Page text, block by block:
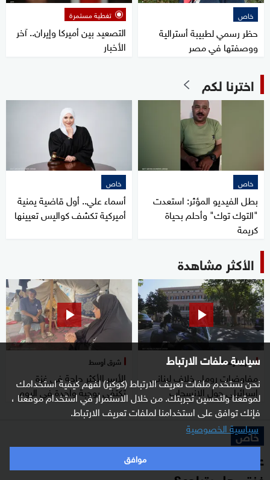
سياسة ملفات الارتباط
نحن نستخدم ملفات تعريف الارتباط (كوكيز) لفهم كيفية استخدامك
لموقعنا ولتحسين تجربتك. من خلال الاستمرار في استخدام موقعنا ،
فإنك توافق على استخدامنا لملفات تعريف الارتباط.
سياسية الخصوصية
موافق
خاص
حظر رسمي لطبيبة أسترالية
ووصفتها في مصر
تغطية مستمرة
التصعيد بين أميركا وإيران.. آخر
الأخبار
اخترنا لكم
خاص
بطل الفيديو المؤثر: استعدت
"التوك توك" وأحلم بحياة
كريمة
خاص
أسماء علي.. أول قاضية يمنية
أميركية تكشف كواليس تعيينها
الأكثر مشاهدة
شرق أوسط
مفاوضات روما.. خلاف لبناني
إسرائيلي حول الانسحاب
شرق أوسط
الأسر الأكثر حاجة في غزة
تكتفي بوجبة واحدة في اليوم
خاص
عاصفة رفض عربية لخطط ترامب لتهجير أهل